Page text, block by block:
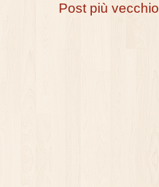
Post più vecchio